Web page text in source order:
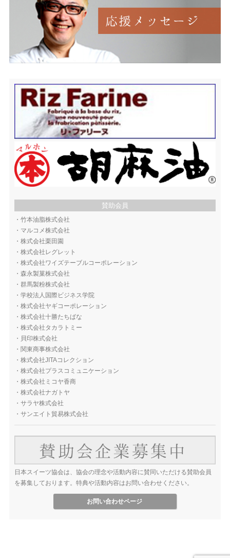
賛助会員
・ 竹本油脂株式会社
・ マルコメ株式会社
・ 株式会社栗田園
・ 株式会社レグレット
・ 株式会社ワイズテーブルコーポレーション
・ 森永製菓株式会社
・ 群馬製粉株式会社
・ 学校法人国際ビジネス学院
・ 株式会社ヤギコーポレーション
・ 株式会社十勝たちばな
・ 株式会社タカラトミー
・ 貝印株式会社
・ 関東商事株式会社
・ 株式会社JITAコレクション
・ 株式会社プラスコミュニケーション
・ 株式会社ミコヤ香商
・ 株式会社ナガトヤ
・ サラヤ株式会社
・ サンエイト貿易株式会社
日本スイーツ協会は、協会の理念や活動内容に賛同いただける賛助会員
を募集しております。特典や活動内容はお問い合わせください。
お問い合わせページ